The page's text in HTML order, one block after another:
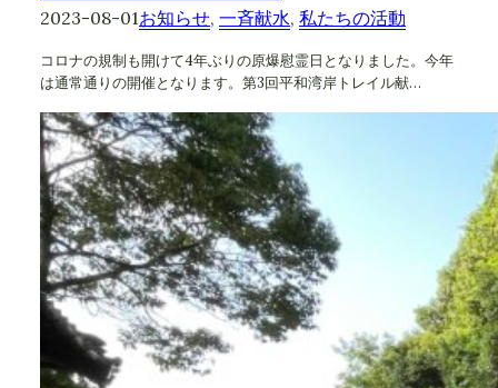
2023-08-01お知らせ, 一斉献水, 私たちの活動
コロナの規制も開けて4年ぶりの原爆慰霊日となりました。今年
は通常通りの開催となります。第3回平和湾岸トレイル献…